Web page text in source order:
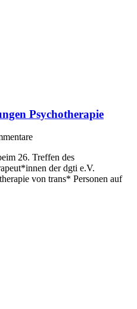
Psychotherapie
26. Treffen des
der dgti e.V.
von trans* Personen auf